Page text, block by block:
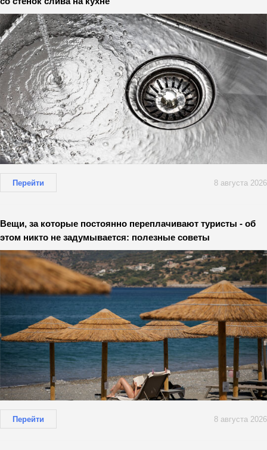
Перейти 8 августа 2026
Вещи, за которые постоянно переплачивают туристы - об
этом никто не задумывается: полезные советы
Перейти 8 августа 2026